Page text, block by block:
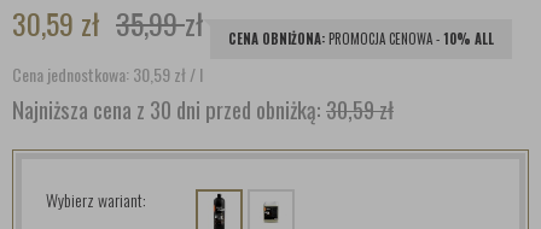
30,59 zł 35,99zł CENA OBNIŻONA: PROMOCJA CENOWA -10% ALL
Cena jednostkowa: 30,59zł/ l
Najniższa cena z 30 dni przed obniżką:30,59 zł
Wybierz wariant: